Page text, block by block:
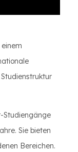
Studiengänge
Sie bieten
Bereichen.